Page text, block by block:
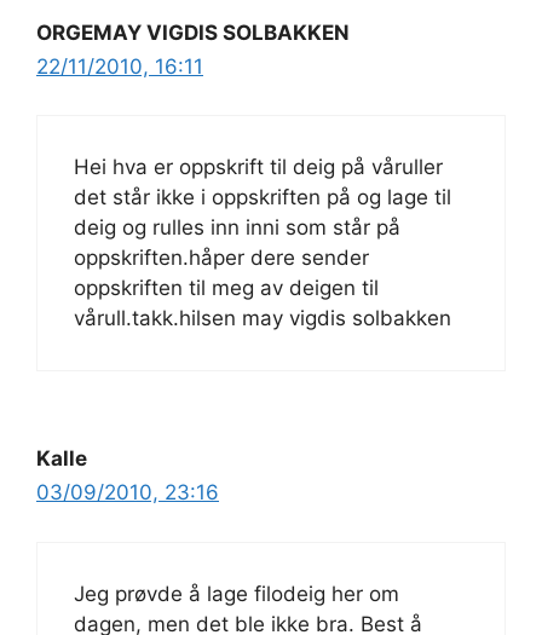
ORGEMAY VIGDIS SOLBAKKEN
22/11/2010, 16:11
Hei hva er oppskrift til deig på våruller
det står ikke i oppskriften på og lage til
deig og rulles inn inni som står på
oppskriften.håper dere sender
oppskriften til meg av deigen til
vårull.takk.hilsen may vigdis solbakken
Kalle
03/09/2010, 23:16
Jeg prøvde å lage filodeig her om
dagen, men det ble ikke bra. Best å